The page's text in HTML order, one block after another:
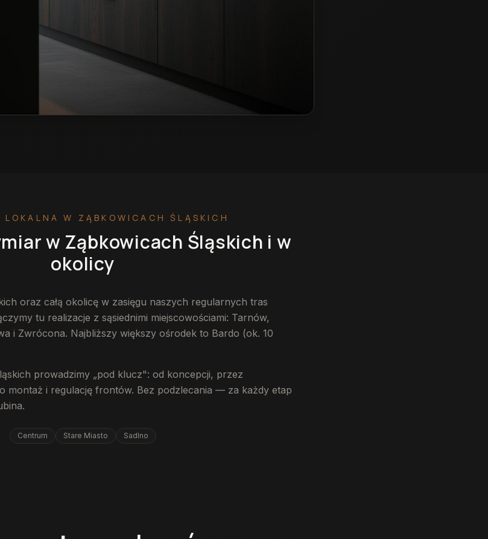
LOKALNAW ZĄBKOWICACH ŚLĄSKICH
w Ząbkowicach Śląskich i w
okolicy
oraz całą okolicę w zasięgu naszych regularnych tras
tu realizacje z sąsiednimi miejscowościami: Tarnów,
i Zwrócona. Najbliższy większy ośrodek to Bardo (ok. 10
prowadzimy „pod klucz": od koncepcji, przez
montaż i regulację frontów. Bez podzlecania — za każdy etap
Centrum Stare Miasto Sadlno